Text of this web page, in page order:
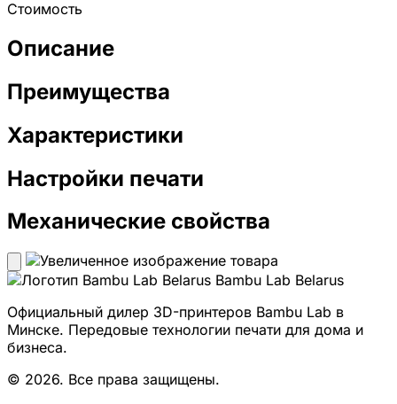
Стоимость
Описание
Преимущества
Характеристики
Настройки печати
Механические свойства
Bambu Lab Belarus
Официальный дилер 3D-принтеров Bambu Lab в
Минске. Передовые технологии печати для дома и
бизнеса.
© 2026. Все права защищены.